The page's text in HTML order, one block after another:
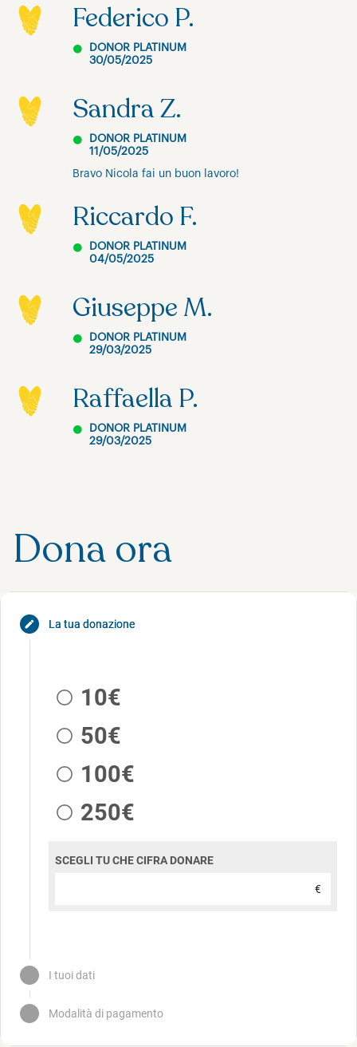
Federico P.
DONOR PLATINUM
30/05/2025
Sandra Z.
DONOR PLATINUM
11/05/2025
Bravo Nicola fai un buon lavoro!
Riccardo F.
DONOR PLATINUM
04/05/2025
Giuseppe M.
DONOR PLATINUM
29/03/2025
Raffaella P.
DONOR PLATINUM
29/03/2025
Dona ora